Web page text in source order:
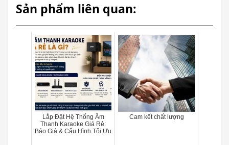
Sản phẩm liên quan:
Lắp Đặt Hệ Thống Âm
Thanh Karaoke Giá Rẻ:
Báo Giá & Cấu Hình Tối Ưu
Cam kết chất lượng